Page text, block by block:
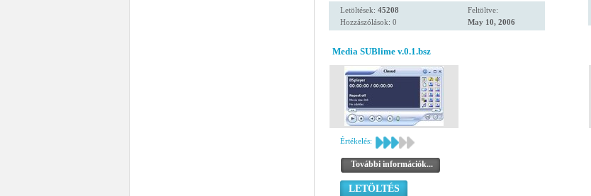
Letöltések: 45208
Hozzászólások: 0
Feltöltve:
May 10, 2006
Media SUBlime v.0.1.bsz
Értékelés:
További információk...
LETÖLTÉS